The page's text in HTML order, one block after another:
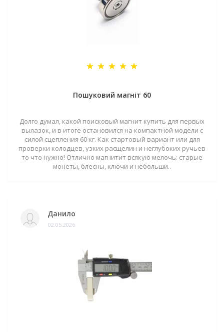
Пошуковий магніт 60
Долго думал, какой поисковый магнит купить для первых
вылазок, и в итоге остановился на компактной модели с
силой сцепления 60 кг. Как стартовый вариант или для
проверки колодцев, узких расщелин и неглубоких ручьев
то что нужно! Отлично магнитит всякую мелочь: старые
монеты, блесны, ключи и небольши..
Данило
02.05.2026